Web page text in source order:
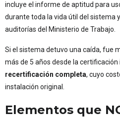
incluye el informe de aptitud para
durante toda la vida útil del sistema
auditorías del Ministerio de Trabajo.
Si el sistema detuvo una caída, fue
más de 5 años desde la certificación
recertificación completa, cuyo
instalación original.
Elementos que